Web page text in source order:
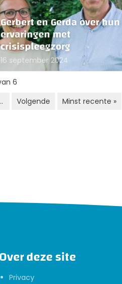
Gerbert en Gerda over hun
ervaringen met
crisispleegzorg
16 september 2024
6
Volgende Minst recente »
Over deze site
Privacy